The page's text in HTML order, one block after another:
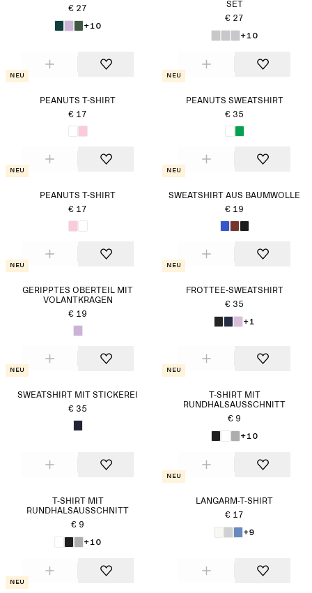
€ 27
+10
SET
€ 27
+10
Neu
PEANUTS T-SHIRT
€ 17
Neu
PEANUTS SWEATSHIRT
€ 35
Neu
PEANUTS T-SHIRT
€ 17
Neu
SWEATSHIRT AUS BAUMWOLLE
€ 19
Neu
GERIPPTES OBERTEIL MIT
VOLANTKRAGEN
€ 19
Neu
FROTTEE-SWEATSHIRT
€ 35
+1
Neu
SWEATSHIRT MIT STICKEREI
€ 35
Neu
T-SHIRT MIT
RUNDHALSAUSSCHNITT
€ 9
+10
T-SHIRT MIT
RUNDHALSAUSSCHNITT
€ 9
+10
Neu
LANGARM-T-SHIRT
€ 17
+9
Neu